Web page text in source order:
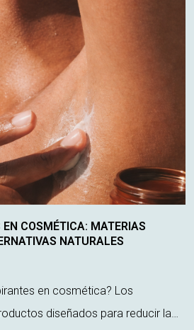
COSMÉTICA: MATERIAS
NATURALES
en cosmética? Los
diseñados para reducir la